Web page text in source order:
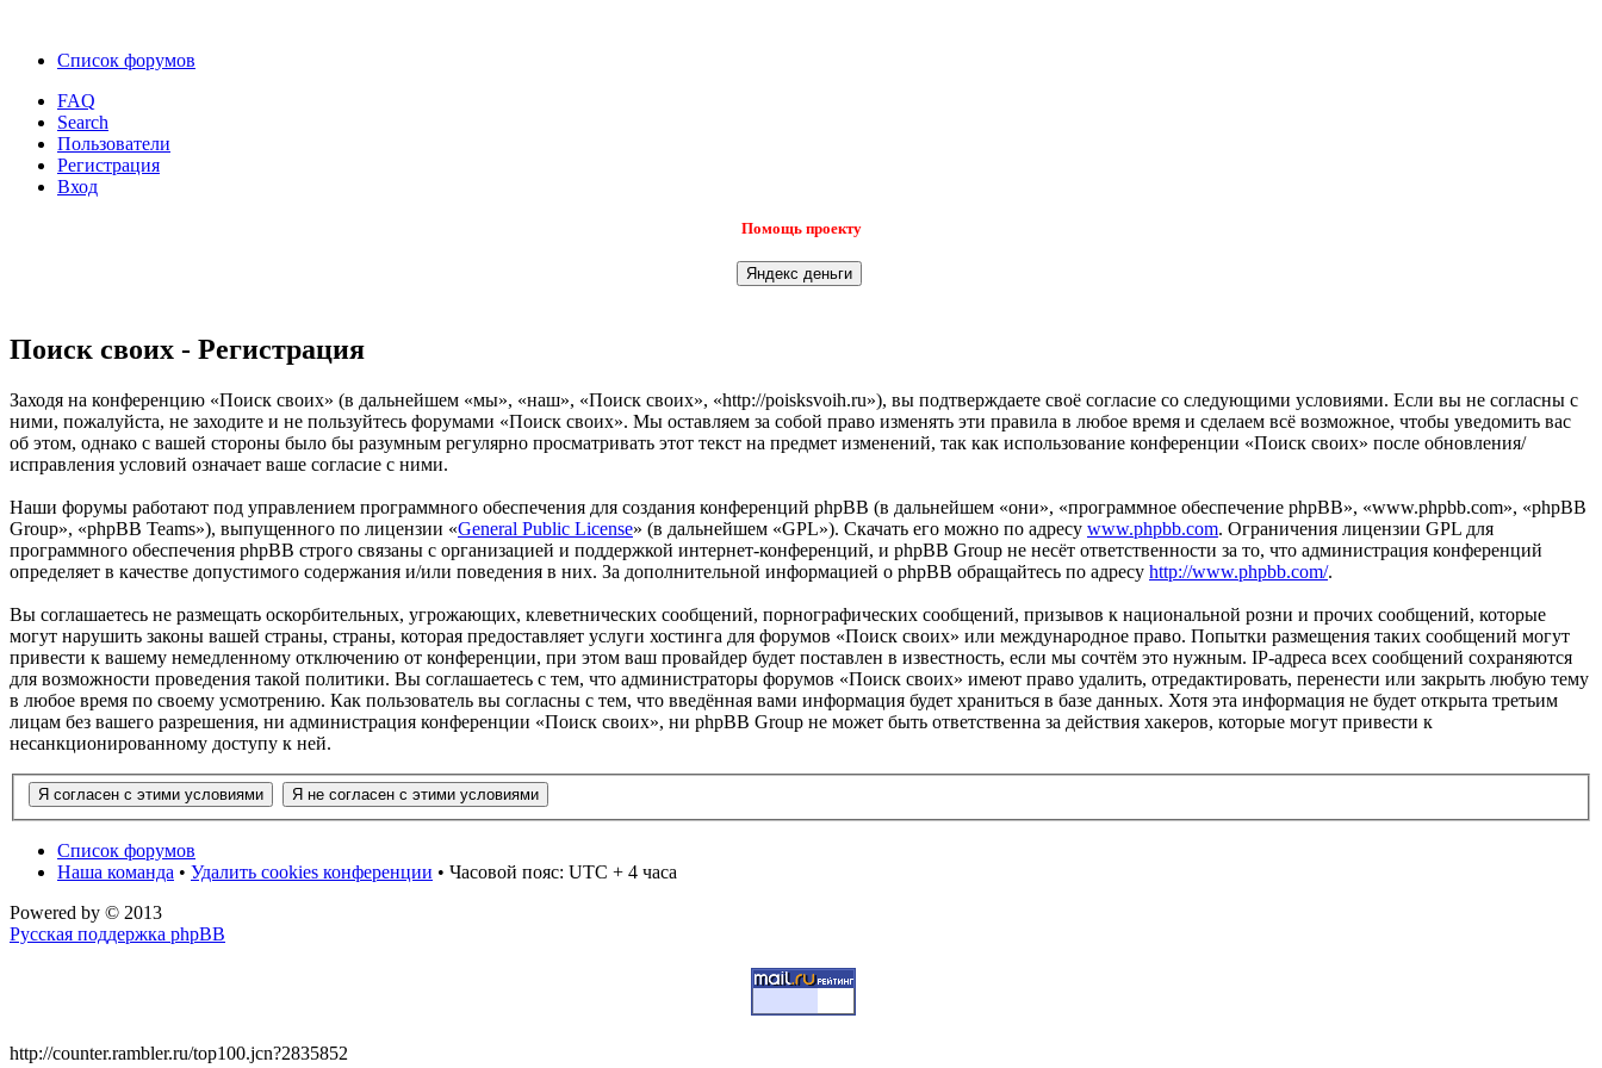
Список форумов
FAQ
Search
Пользователи
Регистрация
Вход
Помощь проекту
Поиск своих - Регистрация
Заходя на конференцию «Поиск своих» (в дальнейшем «мы», «наш», «Поиск своих», «http://poisksvoih.ru»), вы подтверждаете своё согласие со следующими условиями. Если вы не согласны с
ними, пожалуйста, не заходите и не пользуйтесь форумами «Поиск своих». Мы оставляем за собой право изменять эти правила в любое время и сделаем всё возможное, чтобы уведомить вас
об этом, однако с вашей стороны было бы разумным регулярно просматривать этот текст на предмет изменений, так как использование конференции «Поиск своих» после обновления/
исправления условий означает ваше согласие с ними.
Наши форумы работают под управлением программного обеспечения для создания конференций phpBB (в дальнейшем «они», «программное обеспечение phpBB», «www.phpbb.com», «phpBB
Group», «phpBB Teams»), выпущенного по лицензии «General Public License» (в дальнейшем «GPL»). Скачать его можно по адресу www.phpbb.com. Ограничения лицензии GPL для
программного обеспечения phpBB строго связаны с организацией и поддержкой интернет-конференций, и phpBB Group не несёт ответственности за то, что администрация конференций
определяет в качестве допустимого содержания и/или поведения в них. За дополнительной информацией о phpBB обращайтесь по адресу http://www.phpbb.com/.
Вы соглашаетесь не размещать оскорбительных, угрожающих, клеветнических сообщений, порнографических сообщений, призывов к национальной розни и прочих сообщений, которые
могут нарушить законы вашей страны, страны, которая предоставляет услуги хостинга для форумов «Поиск своих» или международное право. Попытки размещения таких сообщений могут
привести к вашему немедленному отключению от конференции, при этом ваш провайдер будет поставлен в известность, если мы сочтём это нужным. IP-адреса всех сообщений сохраняются
для возможности проведения такой политики. Вы соглашаетесь с тем, что администраторы форумов «Поиск своих» имеют право удалить, отредактировать, перенести или закрыть любую тему
в любое время по своему усмотрению. Как пользователь вы согласны с тем, что введённая вами информация будет храниться в базе данных. Хотя эта информация не будет открыта третьим
лицам без вашего разрешения, ни администрация конференции «Поиск своих», ни phpBB Group не может быть ответственна за действия хакеров, которые могут привести к
несанкционированному доступу к ней.
Список форумов
Наша команда • Удалить cookies конференции • Часовой пояс: UTC + 4 часа
Powered by © 2013
Русская поддержка phpBB
http://counter.rambler.ru/top100.jcn?2835852